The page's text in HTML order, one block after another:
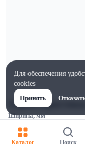
Ширина, мм
Высота, мм
Каталог Поиск
Для обеспечения
cookies
Принять